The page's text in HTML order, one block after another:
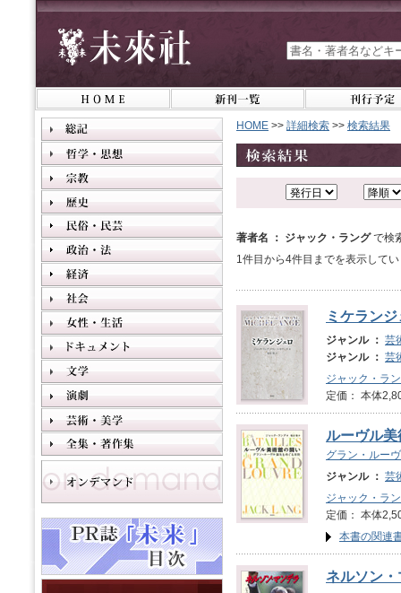
HOME >> 詳細検索 >> 検索結果
著者名 ： ジャック・ラングで検
1件目から4件目までを表示して
ミケラン
ジャンル ： 芸
ジャンル ： 芸
ジャック・ラ
定価： 本体
ルーヴル
グラン・ルー
ジャンル ： 芸
ジャック・ラ
定価： 本体
本書の関連
ネルソン・